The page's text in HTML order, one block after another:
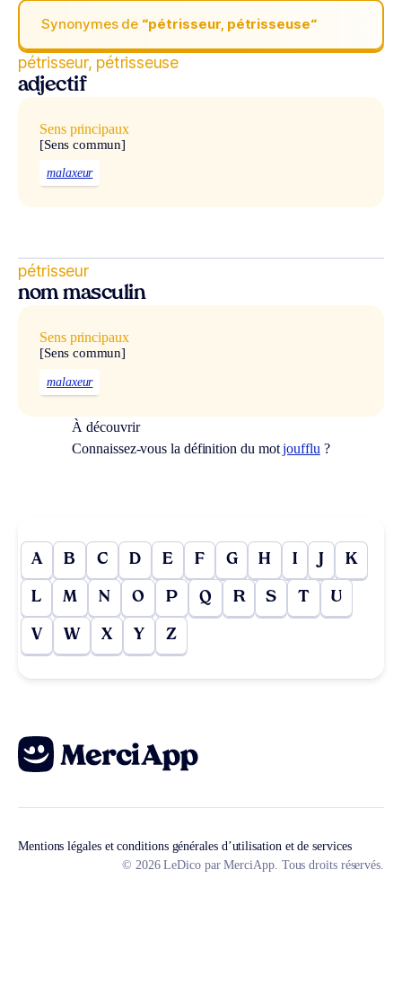
Synonymes de “pétrisseur, pétrisseuse“
pétrisseur, pétrisseuse
adjectif
Sens principaux
[Sens commun]
malaxeur
pétrisseur
nom masculin
Sens principaux
[Sens commun]
malaxeur
À découvrir
Connaissez-vous la définition du motjoufflu ?
A B C D E F G H I J K
L M N O P Q R S T U
V W X Y Z
Mentions légales et conditions générales d’utilisation et de services
© 2026 LeDico par MerciApp. Tous droits réservés.